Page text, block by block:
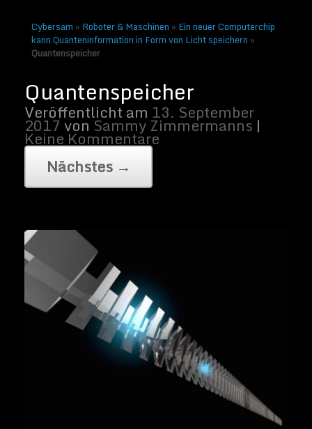
Cybersam » Roboter & Maschinen » Ein neuer Computerchip
kann Quanteninformation in Form von Licht speichern »
Quantenspeicher
Eine künstlerische Darstellung von
Caltechs Quantenspeicherchip.